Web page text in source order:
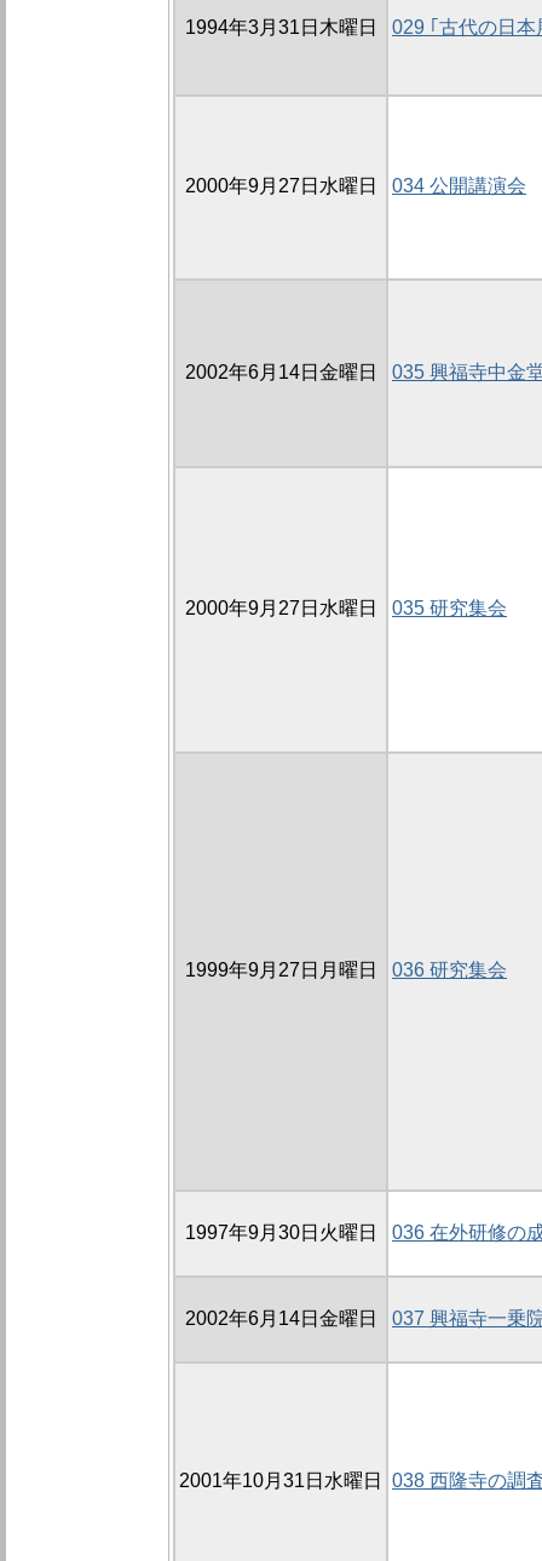
1994年3月31日木曜日 029 ｢古代の日本
2000年9月27日水曜日 034 公開講演会
2002年6月14日金曜日 035 興福寺中金
2000年9月27日水曜日 035 研究集会
1999年9月27日月曜日 036 研究集会
1997年9月30日火曜日 036 在外研修の
2002年6月14日金曜日 037 興福寺一乗
2001年10月31日水曜日 038 西隆寺の調